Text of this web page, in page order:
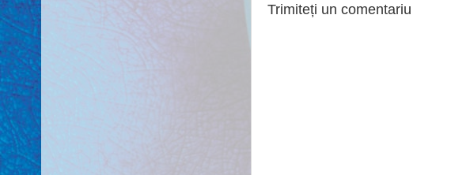
Trimiteți un comentariu